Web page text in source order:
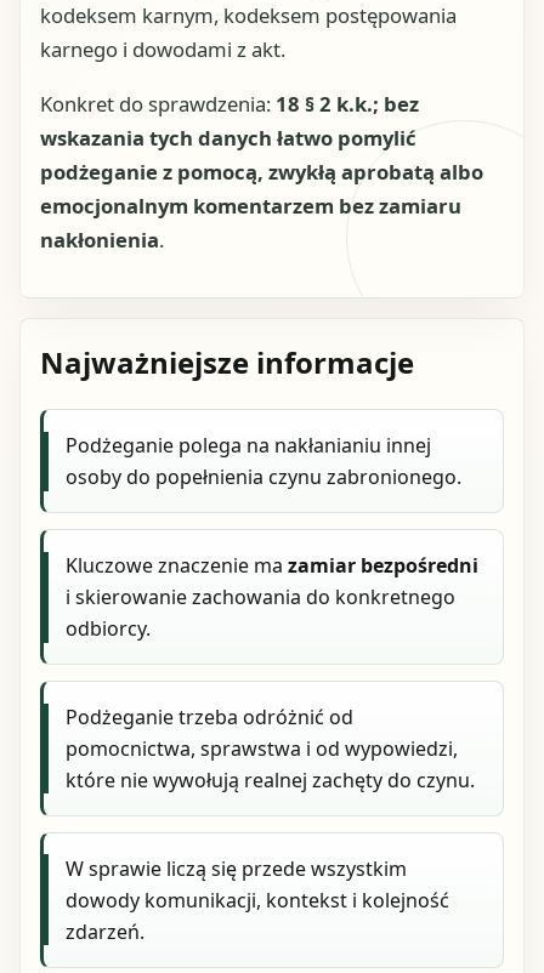
kodeksem karnym, kodeksem postępowania
karnego i dowodami z akt.
Konkret do sprawdzenia: 18 § 2 k.k.; bez
wskazania tych danych łatwo pomylić
podżeganie z pomocą, zwykłą aprobatą albo
emocjonalnym komentarzem bez zamiaru
nakłonienia.
Najważniejsze informacje
Podżeganie polega na nakłanianiu innej
osoby do popełnienia czynu zabronionego.
Kluczowe znaczenie mazamiar bezpośredni
i skierowanie zachowania do konkretnego
odbiorcy.
Podżeganie trzeba odróżnić od
pomocnictwa, sprawstwa i od wypowiedzi,
które nie wywołują realnej zachęty do czynu.
W sprawie liczą się przede wszystkim
dowody komunikacji, kontekst i kolejność
zdarzeń.